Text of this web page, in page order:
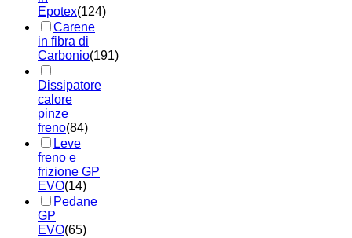
Epotex(124)
Carene
in fibra di
Carbonio(191)
Dissipatore
calore
pinze
freno(84)
Leve
freno e
frizione GP
EVO(14)
Pedane
GP
EVO(65)